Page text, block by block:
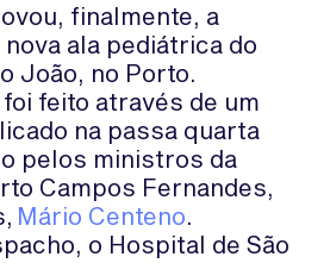
finalmente, a
ala pediátrica do
João, no Porto.
feito através de um
na passa quarta
pelos ministros da
Campos Fernandes,
Mário Centeno.
o Hospital de São